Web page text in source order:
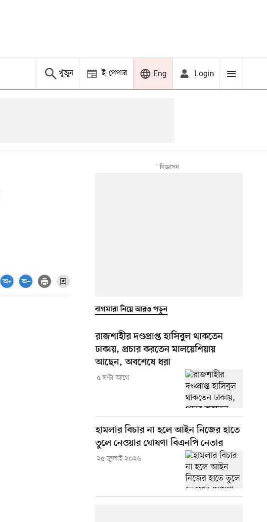
খুঁজুন ই-পেপার Eng Login
বাগমারা নিয়ে আরও পড়ুন
রাজশাহীর দণ্ডপ্রাপ্ত হাসিবুল থাকতেন
ঢাকায়, প্রচার করতেন মালয়েশিয়ায়
আছেন, অবশেষে ধরা
৫ ঘণ্টা আগে
হামলার বিচার না হলে আইন নিজের হাতে
তুলে নেওয়ার ঘোষণা বিএনপি নেতার
২৫ জুলাই ২০২৬